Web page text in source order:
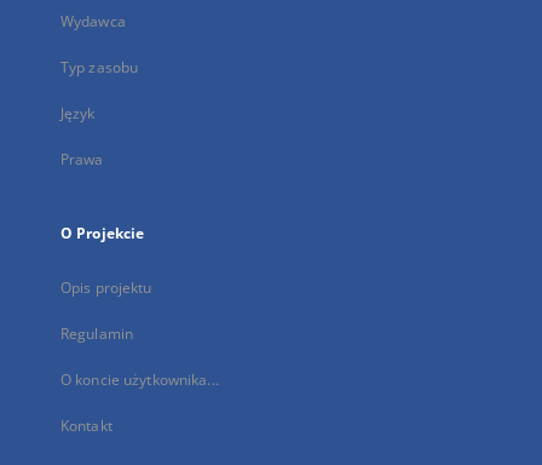
Wydawca
Typ zasobu
Język
Prawa
O Projekcie
Opis projektu
Regulamin
O koncie użytkownika...
Kontakt